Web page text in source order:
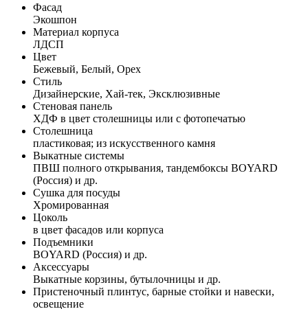
Фасад
Экошпон
Материал корпуса
ЛДСП
Цвет
Бежевый, Белый, Орех
Стиль
Дизайнерские, Хай-тек, Эксклюзивные
Стеновая панель
ХДФ в цвет столешницы или с фотопечатью
Столешница
пластиковая; из искусственного камня
Выкатные системы
ПВШ полного открывания, тандембоксы BOYARD
(Россия) и др.
Сушка для посуды
Хромированная
Цоколь
в цвет фасадов или корпуса
Подъемники
BOYARD (Россия) и др.
Аксессуары
Выкатные корзины, бутылочницы и др.
Пристеночный плинтус, барные стойки и навески,
освещение